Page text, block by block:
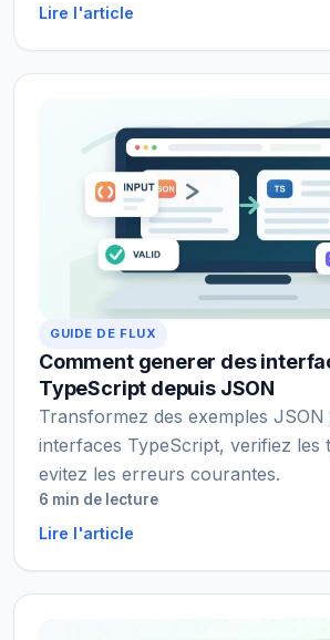
Lire l'article
GUIDE DE FLUX
Comment generer des
TypeScript depuis JSON
Transformez des exemples
interfaces TypeScript, verifiez les
evitez les erreurs courantes.
6 min de lecture
Lire l'article